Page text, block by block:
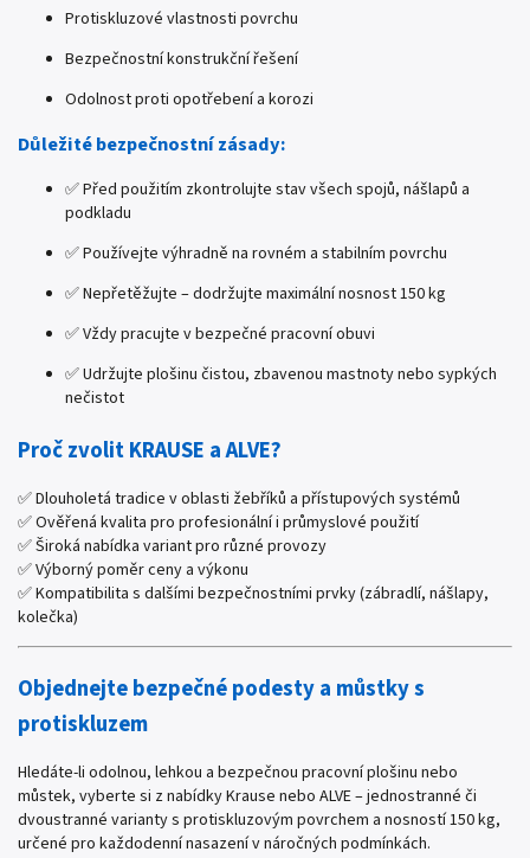
Protiskluzové vlastnosti povrchu
Bezpečnostní konstrukční řešení
Odolnost proti opotřebení a korozi
Důležité bezpečnostní zásady:
✅ Před použitím zkontrolujte stav všech spojů, nášlapů a
podkladu
✅ Používejte výhradně na rovném a stabilním povrchu
✅ Nepřetěžujte – dodržujte maximální nosnost 150 kg
✅ Vždy pracujte v bezpečné pracovní obuvi
✅ Udržujte plošinu čistou, zbavenou mastnoty nebo sypkých
nečistot
Proč zvolit KRAUSE a ALVE?
✅ Dlouholetá tradice v oblasti žebříků a přístupových systémů
✅ Ověřená kvalita pro profesionální i průmyslové použití
✅ Široká nabídka variant pro různé provozy
✅ Výborný poměr ceny a výkonu
✅ Kompatibilita s dalšími bezpečnostními prvky (zábradlí, nášlapy,
kolečka)
Objednejte bezpečné podesty a můstky s
protiskluzem
Hledáte-li odolnou, lehkou a bezpečnou pracovní plošinu nebo
můstek, vyberte si z nabídky Krause nebo ALVE – jednostranné či
dvoustranné varianty s protiskluzovým povrchem a nosností 150 kg,
určené pro každodenní nasazení v náročných podmínkách.